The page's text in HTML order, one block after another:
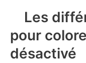
Les
pour
désactivé